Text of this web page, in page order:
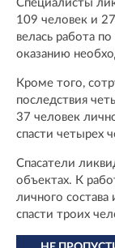
Специалисты
109 человек и
велась работа
оказанию
Кроме того,
последствия
37 человек
спасти четырех
Спасатели
объектах. К
личного
спасти троих